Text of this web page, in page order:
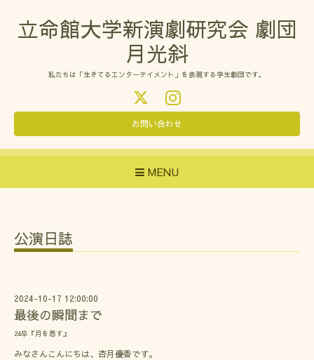
立命館大学新演劇研究会 劇団
月光斜
私たちは「生きてるエンターテイメント」を表現する学生劇団です。
お問い合わせ
MENU
公演日誌
2024-10-17 12:00:00
最後の瞬間まで
24卒『月を悉す』
みなさんこんにちは、杏月優香です。